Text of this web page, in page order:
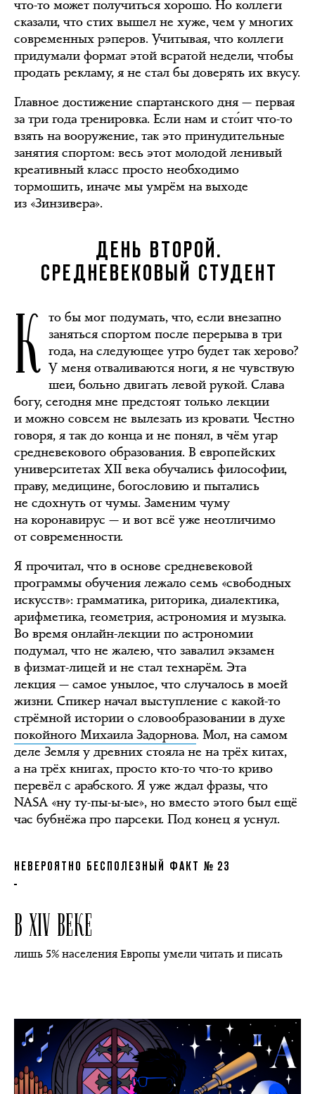
что-то может получиться хорошо. Но коллеги
сказали, что стих вышел не хуже, чем у многих
современных рэперов. Учитывая, что коллеги
придумали формат этой всратой недели, чтобы
продать рекламу, я не стал бы доверять их вкусу.
Главное достижение спартанского дня — первая
за три года тренировка. Если нам и сто́ит что-то
взять на вооружение, так это принудительные
занятия спортом: весь этот молодой ленивый
креативный класс просто необходимо
тормошить, иначе мы умрём на выходе
из «Зинзивера».
ДЕНЬ ВТОРОЙ.
СРЕДНЕВЕКОВЫЙ СТУДЕНТ
К то бы мог подумать, что, если внезапно
заняться спортом после перерыва в три
года, на следующее утро будет так херово?
У меня отваливаются ноги, я не чувствую
шеи, больно двигать левой рукой. Слава
богу, сегодня мне предстоят только лекции
и можно совсем не вылезать из кровати. Честно
говоря, я так до конца и не понял, в чём угар
средневекового образования. В европейских
университетах XII века обучались философии,
праву, медицине, богословию и пытались
не сдохнуть от чумы. Заменим чуму
на коронавирус — и вот всё уже неотличимо
от современности.
Я прочитал, что в основе средневековой
программы обучения лежало семь «свободных
искусств»: грамматика, риторика, диалектика,
арифметика, геометрия, астрономия и музыка.
Во время онлайн-лекции по астрономии
подумал, что не жалею, что завалил экзамен
в физмат-лицей и не стал технарём. Эта
лекция — самое унылое, что случалось в моей
жизни. Спикер начал выступление с какой-то
стрёмной истории о словообразовании в духе
покойного Михаила Задорнова. Мол, на самом
деле Земля у древних стояла не на трёх китах,
а на трёх книгах, просто кто-то что-то криво
перевёл с арабского. Я уже ждал фразы, что
NASA «ну ту-пы-ы-ые», но вместо этого был ещё
час бубнёжа про парсеки. Под конец я уснул.
НЕВЕРОЯТНО БЕСПОЛЕЗНЫЙ ФАКТ № 23
В XIV ВЕКЕ
лишь 5% населения Европы умели читать и писать